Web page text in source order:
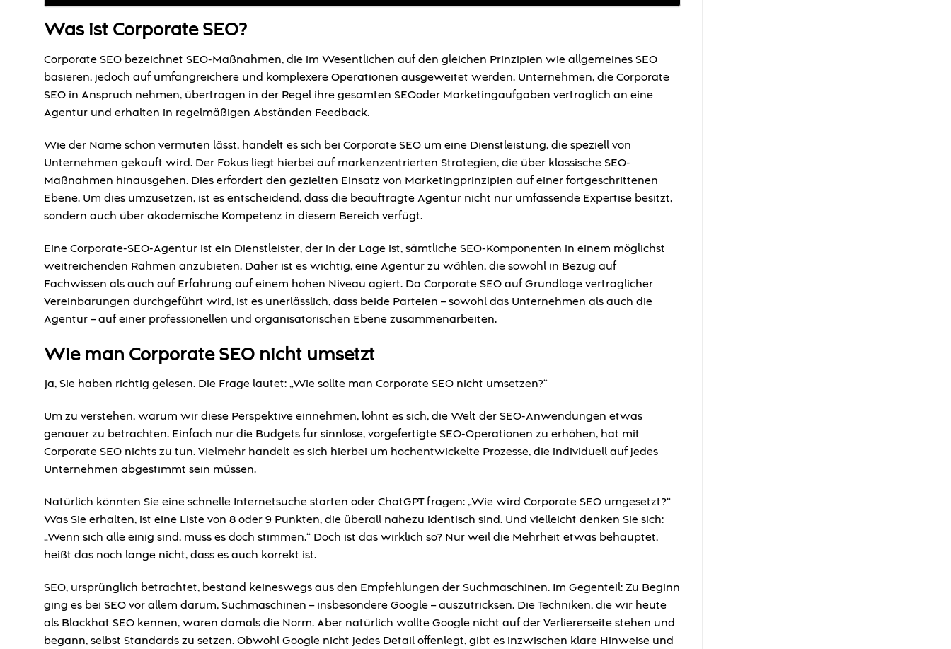
Was ist Corporate SEO?
Corporate SEO bezeichnet SEO-Maßnahmen, die im Wesentlichen auf den gleichen Prinzipien wie allgemeines SEO
basieren, jedoch auf umfangreichere und komplexere Operationen ausgeweitet werden. Unternehmen, die Corporate
SEO in Anspruch nehmen, übertragen in der Regel ihre gesamten SEOoder Marketingaufgaben vertraglich an eine
Agentur und erhalten in regelmäßigen Abständen Feedback.
Wie der Name schon vermuten lässt, handelt es sich bei Corporate SEO um eine Dienstleistung, die speziell von
Unternehmen gekauft wird. Der Fokus liegt hierbei auf markenzentrierten Strategien, die über klassische SEO-
Maßnahmen hinausgehen. Dies erfordert den gezielten Einsatz von Marketingprinzipien auf einer fortgeschrittenen
Ebene. Um dies umzusetzen, ist es entscheidend, dass die beauftragte Agentur nicht nur umfassende Expertise besitzt,
sondern auch über akademische Kompetenz in diesem Bereich verfügt.
Eine Corporate-SEO-Agentur ist ein Dienstleister, der in der Lage ist, sämtliche SEO-Komponenten in einem möglichst
weitreichenden Rahmen anzubieten. Daher ist es wichtig, eine Agentur zu wählen, die sowohl in Bezug auf
Fachwissen als auch auf Erfahrung auf einem hohen Niveau agiert. Da Corporate SEO auf Grundlage vertraglicher
Vereinbarungen durchgeführt wird, ist es unerlässlich, dass beide Parteien – sowohl das Unternehmen als auch die
Agentur – auf einer professionellen und organisatorischen Ebene zusammenarbeiten.
Wie man Corporate SEO nicht umsetzt
Ja, Sie haben richtig gelesen. Die Frage lautet: „Wie sollte man Corporate SEO nicht umsetzen?“
Um zu verstehen, warum wir diese Perspektive einnehmen, lohnt es sich, die Welt der SEO-Anwendungen etwas
genauer zu betrachten. Einfach nur die Budgets für sinnlose, vorgefertigte SEO-Operationen zu erhöhen, hat mit
Corporate SEO nichts zu tun. Vielmehr handelt es sich hierbei um hochentwickelte Prozesse, die individuell auf jedes
Unternehmen abgestimmt sein müssen.
Natürlich könnten Sie eine schnelle Internetsuche starten oder ChatGPT fragen: „Wie wird Corporate SEO umgesetzt?“
Was Sie erhalten, ist eine Liste von 8 oder 9 Punkten, die überall nahezu identisch sind. Und vielleicht denken Sie sich:
„Wenn sich alle einig sind, muss es doch stimmen.“ Doch ist das wirklich so? Nur weil die Mehrheit etwas behauptet,
heißt das noch lange nicht, dass es auch korrekt ist.
SEO, ursprünglich betrachtet, bestand keineswegs aus den Empfehlungen der Suchmaschinen. Im Gegenteil: Zu Beginn
ging es bei SEO vor allem darum, Suchmaschinen – insbesondere Google – auszutricksen. Die Techniken, die wir heute
als Blackhat SEO kennen, waren damals die Norm. Aber natürlich wollte Google nicht auf der Verliererseite stehen und
begann, selbst Standards zu setzen. Obwohl Google nicht jedes Detail offenlegt, gibt es inzwischen klare Hinweise und